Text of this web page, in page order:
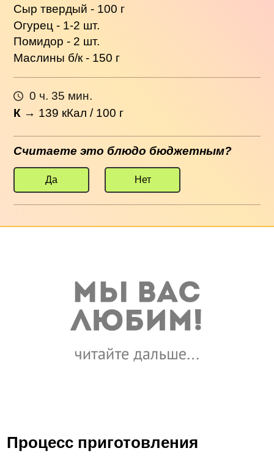
Сыр твердый - 100 г
Огурец - 1-2 шт.
Помидор - 2 шт.
Маслины б/к - 150 г
0 ч. 35 мин.
К → 139 кКал / 100 г
Считаете это блюдо бюджетным?
Да Нет
Процесс приготовления